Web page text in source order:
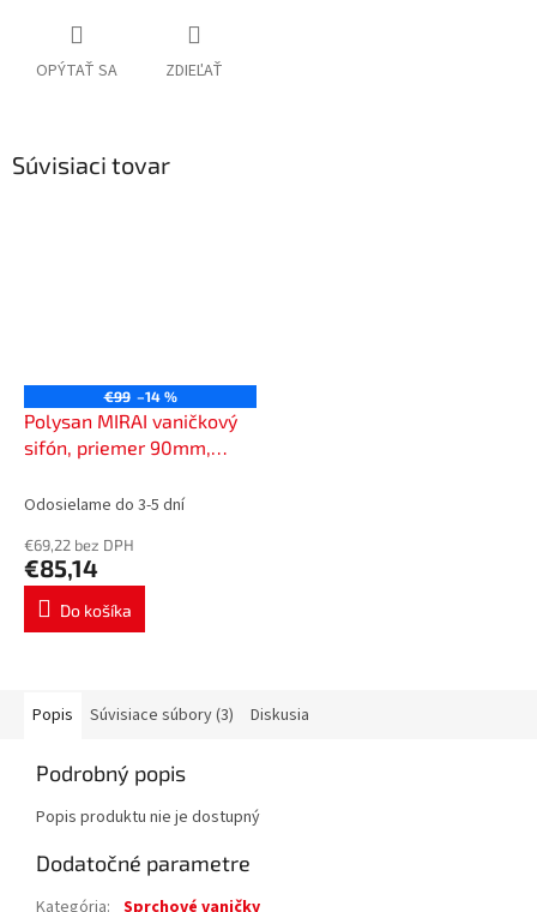
OPÝTAŤ SA ZDIEĽAŤ
Súvisiaci tovar
€99 –14 %
Polysan MIRAI vaničkový
sifón, priemer 90mm,
72730W
Odosielame do 3-5 dní
€69,22 bez DPH
€85,14
Do košíka
Popis Súvisiace súbory (3) Diskusia
Podrobný popis
Popis produktu nie je dostupný
Dodatočné parametre
Kategória: Sprchové vaničky